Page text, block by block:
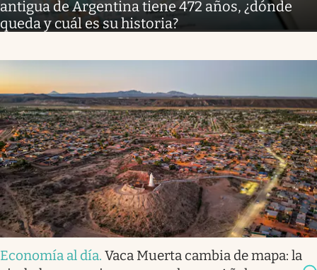
antigua de Argentina tiene 472 años, ¿dónde
queda y cuál es su historia?
Economía al día. Vaca Muerta cambia de mapa: la